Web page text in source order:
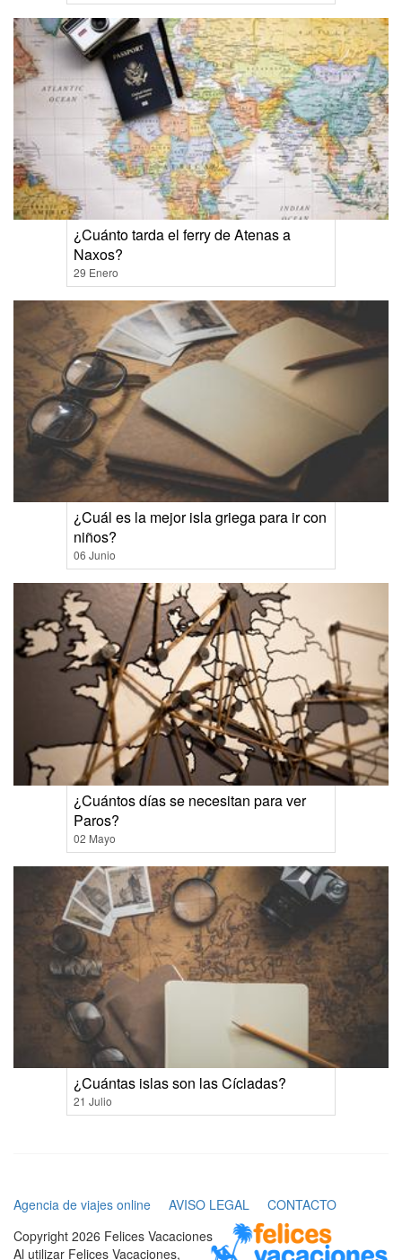
¿Cuánto tarda el ferry de Atenas a
Naxos?
29 Enero
¿Cuál es la mejor isla griega para ir con
niños?
06 Junio
¿Cuántos días se necesitan para ver
Paros?
02 Mayo
¿Cuántas islas son las Cícladas?
21 Julio
Agencia de viajes online AVISO LEGAL
CONTACTO
Copyright 2026 Felices Vacaciones
Al utilizar Felices Vacaciones,